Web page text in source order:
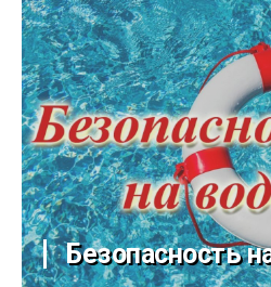
Безопасность